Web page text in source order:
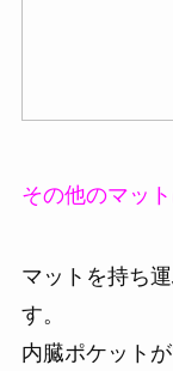
その他のマッ
マットを持ち
す。
内臓ポケット